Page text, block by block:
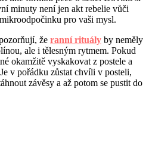
minuty není jen akt rebelie vůči
pro vaši mysl.
že ranní rituály by neměly
ale i tělesným rytmem. Pokud
okamžitě vyskakovat z postele a
v pořádku zůstat chvíli v posteli,
závěsy a až potom se pustit do